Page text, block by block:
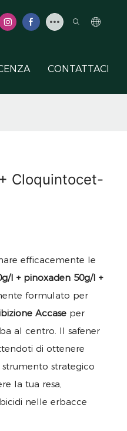
CONTATTACI
Cloquintocet-
efficacemente le
l + pinoxaden 50g/l +
formulato per
Accase per
al centro. Il safener
di ottenere
strumento strategico
la tua resa,
nelle erbacce